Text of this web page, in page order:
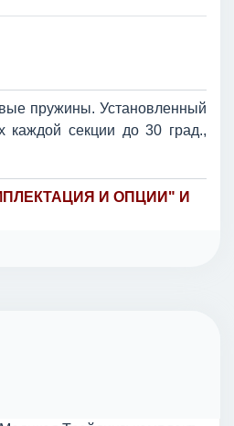
пружины. Установленный
каждой секции до 30 град.,
И ОПЦИИ" И